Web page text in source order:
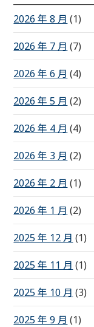
2026 年 8 月 (1)
2026 年 7 月 (7)
2026 年 6 月 (4)
2026 年 5 月 (2)
2026 年 4 月 (4)
2026 年 3 月 (2)
2026 年 2 月 (1)
2026 年 1 月 (2)
2025 年 12 月 (1)
2025 年 11 月 (1)
2025 年 10 月 (3)
2025 年 9 月 (1)